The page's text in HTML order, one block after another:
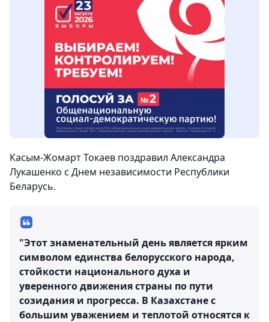
Касым-Жомарт Токаев поздравил Александра
Лукашенко с Днем независимости Республики
Беларусь.
"Этот знаменательный день является ярким
символом единства белорусского народа,
стойкости национального духа и
уверенного движения страны по пути
созидания и прогресса. В Казахстане с
большим уважением и теплотой относятся к